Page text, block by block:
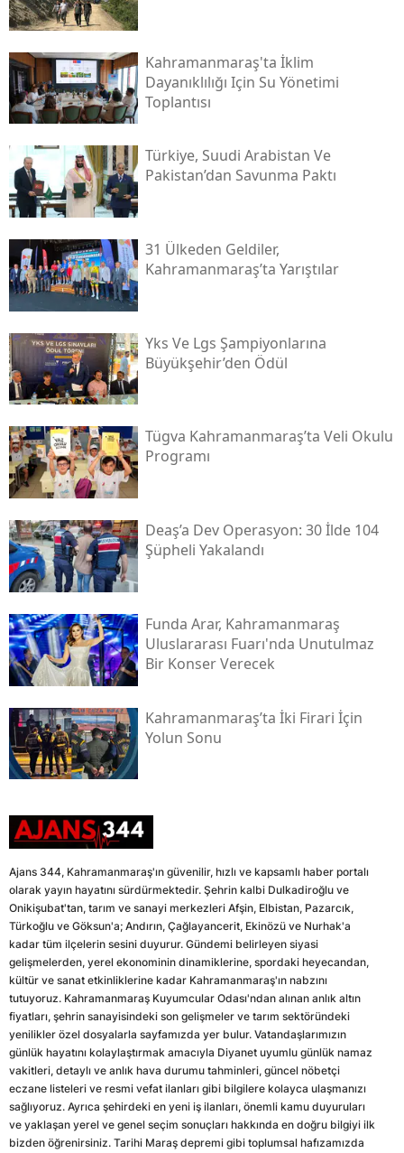
Kahramanmaraş'ta İklim
Dayanıklılığı Için Su Yönetimi
Toplantısı
Türkiye, Suudi Arabistan Ve
Pakistan’dan Savunma Paktı
31 Ülkeden Geldiler,
Kahramanmaraş’ta Yarıştılar
Yks Ve Lgs Şampiyonlarına
Büyükşehir’den Ödül
Tügva Kahramanmaraş’ta Veli Okulu
Programı
Deaş’a Dev Operasyon: 30 İlde 104
Şüpheli Yakalandı
Funda Arar, Kahramanmaraş
Uluslararası Fuarı'nda Unutulmaz
Bir Konser Verecek
Kahramanmaraş’ta İki Firari İçin
Yolun Sonu
Ajans 344, Kahramanmaraş'ın güvenilir, hızlı ve kapsamlı haber portalı
olarak yayın hayatını sürdürmektedir. Şehrin kalbi Dulkadiroğlu ve
Onikişubat'tan, tarım ve sanayi merkezleri Afşin, Elbistan, Pazarcık,
Türkoğlu ve Göksun'a; Andırın, Çağlayancerit, Ekinözü ve Nurhak'a
kadar tüm ilçelerin sesini duyurur. Gündemi belirleyen siyasi
gelişmelerden, yerel ekonominin dinamiklerine, spordaki heyecandan,
kültür ve sanat etkinliklerine kadar Kahramanmaraş'ın nabzını
tutuyoruz. Kahramanmaraş Kuyumcular Odası'ndan alınan anlık altın
fiyatları, şehrin sanayisindeki son gelişmeler ve tarım sektöründeki
yenilikler özel dosyalarla sayfamızda yer bulur. Vatandaşlarımızın
günlük hayatını kolaylaştırmak amacıyla Diyanet uyumlu günlük namaz
vakitleri, detaylı ve anlık hava durumu tahminleri, güncel nöbetçi
eczane listeleri ve resmi vefat ilanları gibi bilgilere kolayca ulaşmanızı
sağlıyoruz. Ayrıca şehirdeki en yeni iş ilanları, önemli kamu duyuruları
ve yaklaşan yerel ve genel seçim sonuçları hakkında en doğru bilgiyi ilk
bizden öğrenirsiniz. Tarihi Maraş depremi gibi toplumsal hafızamızda